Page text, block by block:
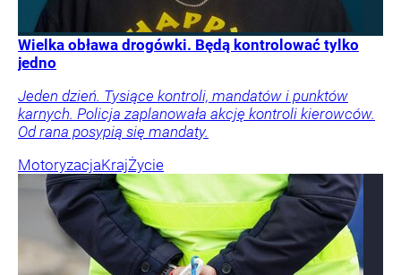
Wielka obława drogówki. Będą kontrolować tylko
jedno
Jeden dzień. Tysiące kontroli, mandatów i punktów
karnych. Policja zaplanowała akcję kontroli kierowców.
Od rana posypią się mandaty.
MotoryzacjaKrajŻycie